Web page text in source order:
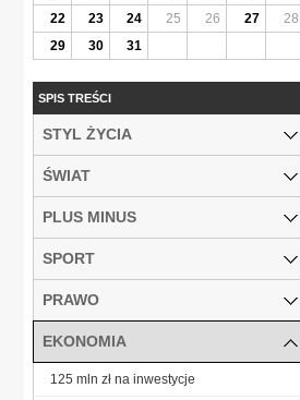
22
23 24 25 26 27
28
29
30 31
SPIS TREŚCI
STYL ŻYCIA
ŚWIAT
PLUS MINUS
SPORT
PRAWO
EKONOMIA
125 mln zł na inwestycje